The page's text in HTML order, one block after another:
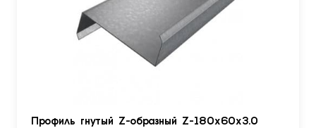
Профиль гнутый Z-образный Z-180х60х3.0